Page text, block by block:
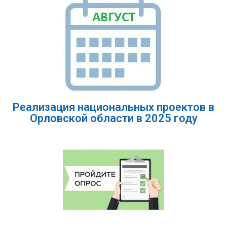
Реализация национальных проектов в
Орловской области в 2025 году